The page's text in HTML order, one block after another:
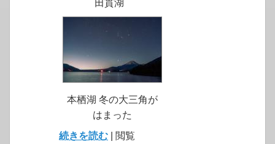
田貫湖
本栖湖 冬の大三角が
はまった
続きを読む | 閲覧